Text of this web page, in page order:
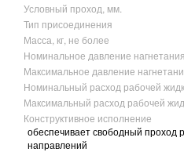
Условный проход, мм.
Тип присоединения
Масса, кг, не более
Номинальное давление
Максимальное давление
Номинальный расход рабочей
Максимальный расход рабочей
Конструктивное исполнение
обеспечивает свободный проход
направлений